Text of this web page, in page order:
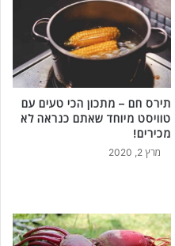
תירס חם – מתכון הכי טעים עם
טוויסט מיוחד שאתם כנראה לא
מכירים!
מרץ 2, 2020